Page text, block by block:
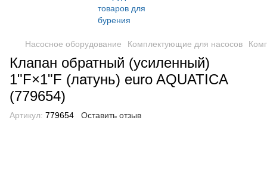
Насосное оборудование Комплектующие для насосов
Клапан обратный (усиленный)
1"F×1"F (латунь) euro AQUATICA
(779654)
Артикул: 779654 Оставить отзыв